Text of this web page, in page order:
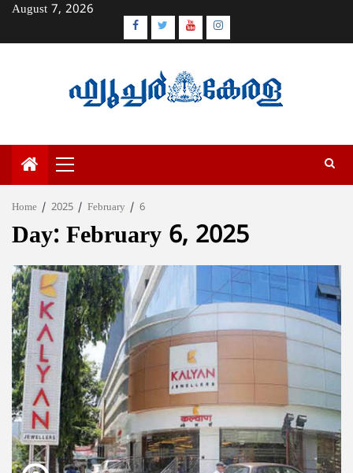
Skip
content
August 7, 2026
Facebook
TwitterYoutubeInstagram
Primary
Menu
Home 2025 February 6
Day: February 6, 2025